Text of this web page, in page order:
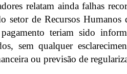
relatam ainda falhas
setor de Recursos
teriam sido
sem qualquer
ou previsão de